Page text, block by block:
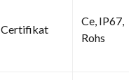
Certifikat
Ce, IP67,
Rohs